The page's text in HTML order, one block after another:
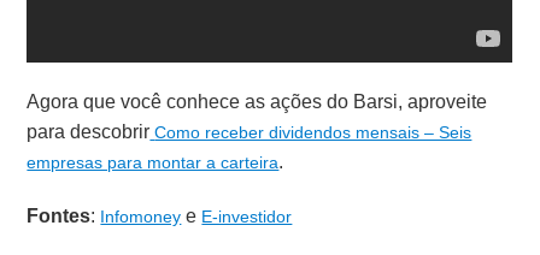
Agora que você conhece as ações do Barsi, aproveite
para descobrir Como receber dividendos mensais – Seis
empresas para montar a carteira.
Fontes: Infomoney e E-investidor